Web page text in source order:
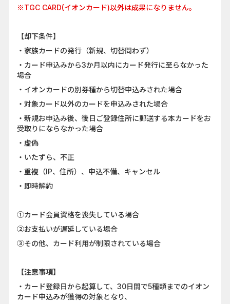
※TGC CARD(イオンカード)以外は成果になりません。
【却下条件】
・家族カードの発行（新規、切替問わず）
・カード申込みから3か月以内にカード発行に至らなかった
場合
・イオンカードの別券種から切替申込みされた場合
・対象カード以外のカードを申込みされた場合
・新規お申込み後、後日ご登録住所に郵送する本カードをお
受取りにならなかった場合
・虚偽
・いたずら、不正
・重複（IP、住所）、申込不備、キャンセル
・即時解約
①カード会員資格を喪失している場合
②お支払いが遅延している場合
③その他、カード利用が制限されている場合
【注意事項】
・カード登録日から起算して、30日間で5種類までのイオン
カード申込みが獲得の対象となり、